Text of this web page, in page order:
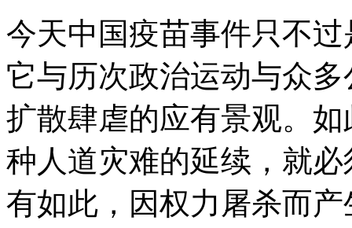
今天中国疫苗事件只不
它与历次政治运动与众
扩散肆虐的应有景观。
种人道灾难的延续，就
有如此，因权力屠杀而